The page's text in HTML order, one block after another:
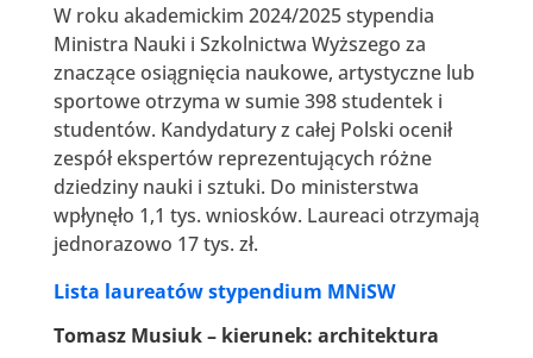
W roku akademickim 2024/2025 stypendia
Ministra Nauki i Szkolnictwa Wyższego za
znaczące osiągnięcia naukowe, artystyczne lub
sportowe otrzyma w sumie 398 studentek i
studentów. Kandydatury z całej Polski ocenił
zespół ekspertów reprezentujących różne
dziedziny nauki i sztuki. Do ministerstwa
wpłynęło 1,1 tys. wniosków. Laureaci otrzymają
jednorazowo 17 tys. zł.
Lista laureatów stypendium MNiSW
Tomasz Musiuk – kierunek: architektura